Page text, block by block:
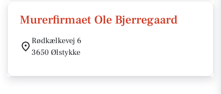
Murerfirmaet Ole Bjerregaard
Rødkælkevej 6
3650 Ølstykke